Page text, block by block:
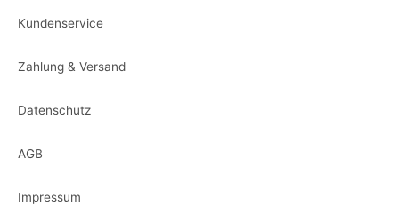
Kundenservice
Zahlung & Versand
Datenschutz
AGB
Impressum